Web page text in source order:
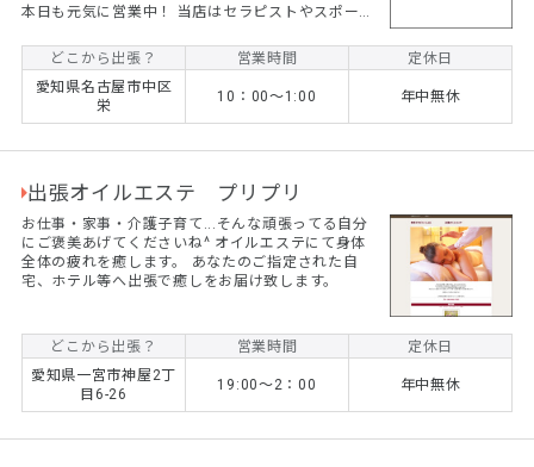
本日も元気に営業中！ 当店はセラピストやスポーツ
ルマッサージをおこないます。 ☆コロナ禍でマッサ
ージ店に行くのは気になる、、、 ☆自宅やホテルな
どでゆっくりと癒されたい！ ☆子供が学校に行って
いる間にゆっくりしたい！ そんな方はぜひご依頼く
ださい！ 最近では女性のリピーター様が続出です！
どこから出張？ 営業時間
定休日
愛知県名古屋市中区
栄
10：00～1:00 年中無休
出張オイルエステ プリプリ
お仕事・家事・介護子育て...そんな頑張ってる自分
にご褒美あげてくださいね^ オイルエステにて身体
全体の疲れを癒します。 あなたのご指定された自
宅、ホテル等へ出張で癒しをお届け致します。
どこから出張？ 営業時間
定休日
愛知県一宮市神屋2丁
目6-26
19:00～2：00 年中無休